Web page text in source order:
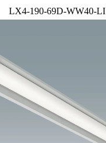
LX4-190-69D-WW40-LI